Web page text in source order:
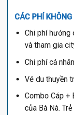
CÁC PHÍ
Chi phí hướng
và tham gia
Chi phí cá
Vé du thuyền
Combo Cáp +
của Bà Nà.